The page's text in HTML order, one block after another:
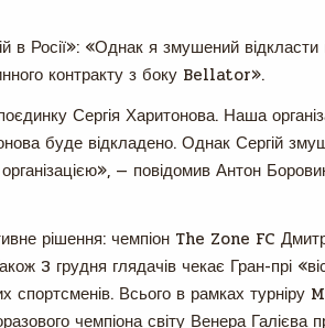
в Росії»: «Однак я змушений
контракту з боку Bellator».
Сергія Харитонова. Наша
буде відкладено. Однак Сергій
— повідомив Антон
рішення: чемпіон The Zone FC
3 грудня глядачів чекає Гран-прі
спортсменів. Всього в рамках
чемпіона світу Венера Галієва